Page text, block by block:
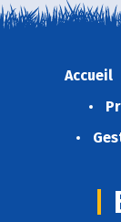
Accueil